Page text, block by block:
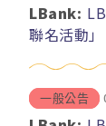
LBank:
聯名活動
一般公告